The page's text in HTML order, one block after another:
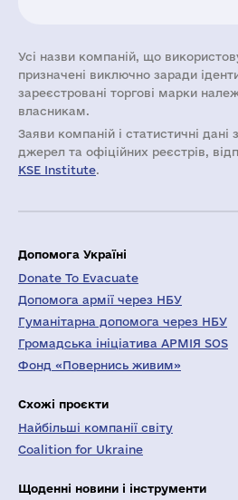
Усі назви компаній, що
призначені виключно заради
зареєстровані торгові марки
власникам.
Заяви компаній i статистичні дані
джерел та офіційних реєстрів,
KSE Institute.
Допомога Україні
Donate To Evacuate
Допомога армії через НБУ
Гуманітарна допомога через НБУ
Громадська ініціатива АРМІЯ SOS
Фонд «Повернись живим»
Схожі проєкти
Найбільші компанії світу
Coalition for Ukraine
Щоденні новини і інструменти